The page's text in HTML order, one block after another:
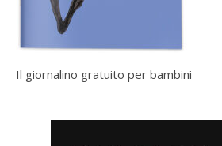
Il giornalino gratuito per bambini